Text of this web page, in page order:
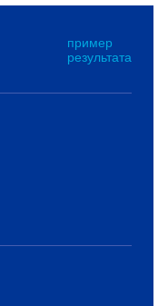
пример
результата